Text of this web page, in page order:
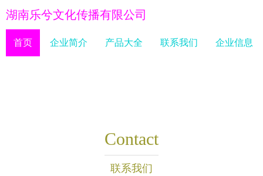
湖南乐兮文化传播有限公司
首页 企业简介 产品大全 联系我们 企业信息
Contact
联系我们